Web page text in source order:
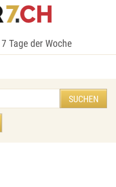
Tage der Woche